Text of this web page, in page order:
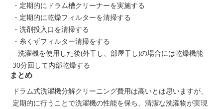
・定期的にドラム槽クリーナーを実施する
・定期的に乾燥フィルターを清掃する
・洗剤投入口を清掃する
・糸くずフィルター清掃をする
– 洗濯機を使用した後(外干し、部屋干し)の場合には乾燥機能
30分回して内部乾燥する
まとめ
ドラム式洗濯機分解クリーニング費用は高いとは思いますが、
定期的に行うことで洗濯機の性能を保ち、清潔な洗濯物が実現